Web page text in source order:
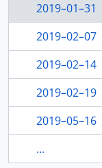
2019–01–31
2019–02–07
2019–02–14
2019–02–19
2019–05–16
...